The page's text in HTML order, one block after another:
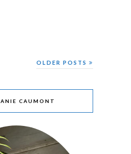
OLDER POSTS
CAUMONT